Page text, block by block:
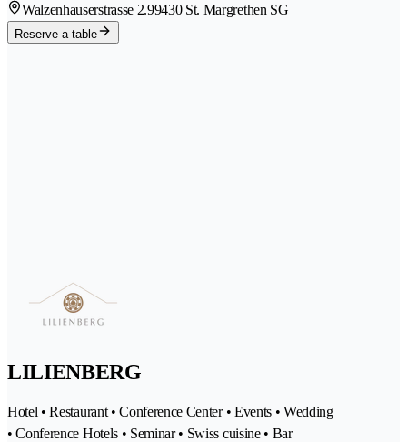
Walzenhauserstrasse 2.99430 St. Margrethen SG
Reserve a table
LILIENBERG
Hotel • Restaurant • Conference Center • Events • Wedding
• Conference Hotels • Seminar • Swiss cuisine • Bar